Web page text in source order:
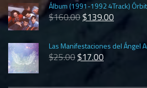
Álbum (1991-1992 4Track)
$160.00$139.00
Las Manifestaciones del Ángel
$25.00$17.00